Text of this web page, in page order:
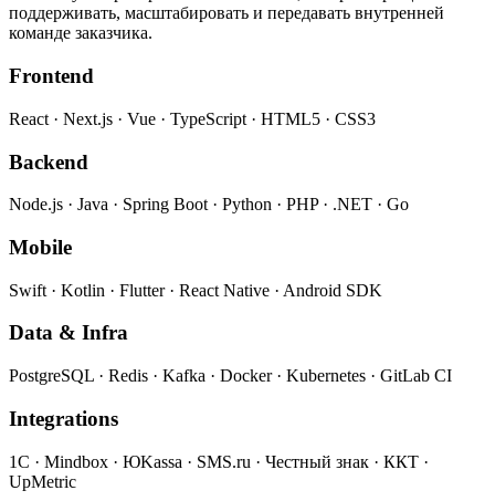
поддерживать, масштабировать и передавать внутренней
команде заказчика.
Frontend
React · Next.js · Vue · TypeScript · HTML5 · CSS3
Backend
Node.js · Java · Spring Boot · Python · PHP · .NET · Go
Mobile
Swift · Kotlin · Flutter · React Native · Android SDK
Data & Infra
PostgreSQL · Redis · Kafka · Docker · Kubernetes · GitLab CI
Integrations
1С · Mindbox · ЮKassa · SMS.ru · Честный знак · ККТ ·
UpMetric